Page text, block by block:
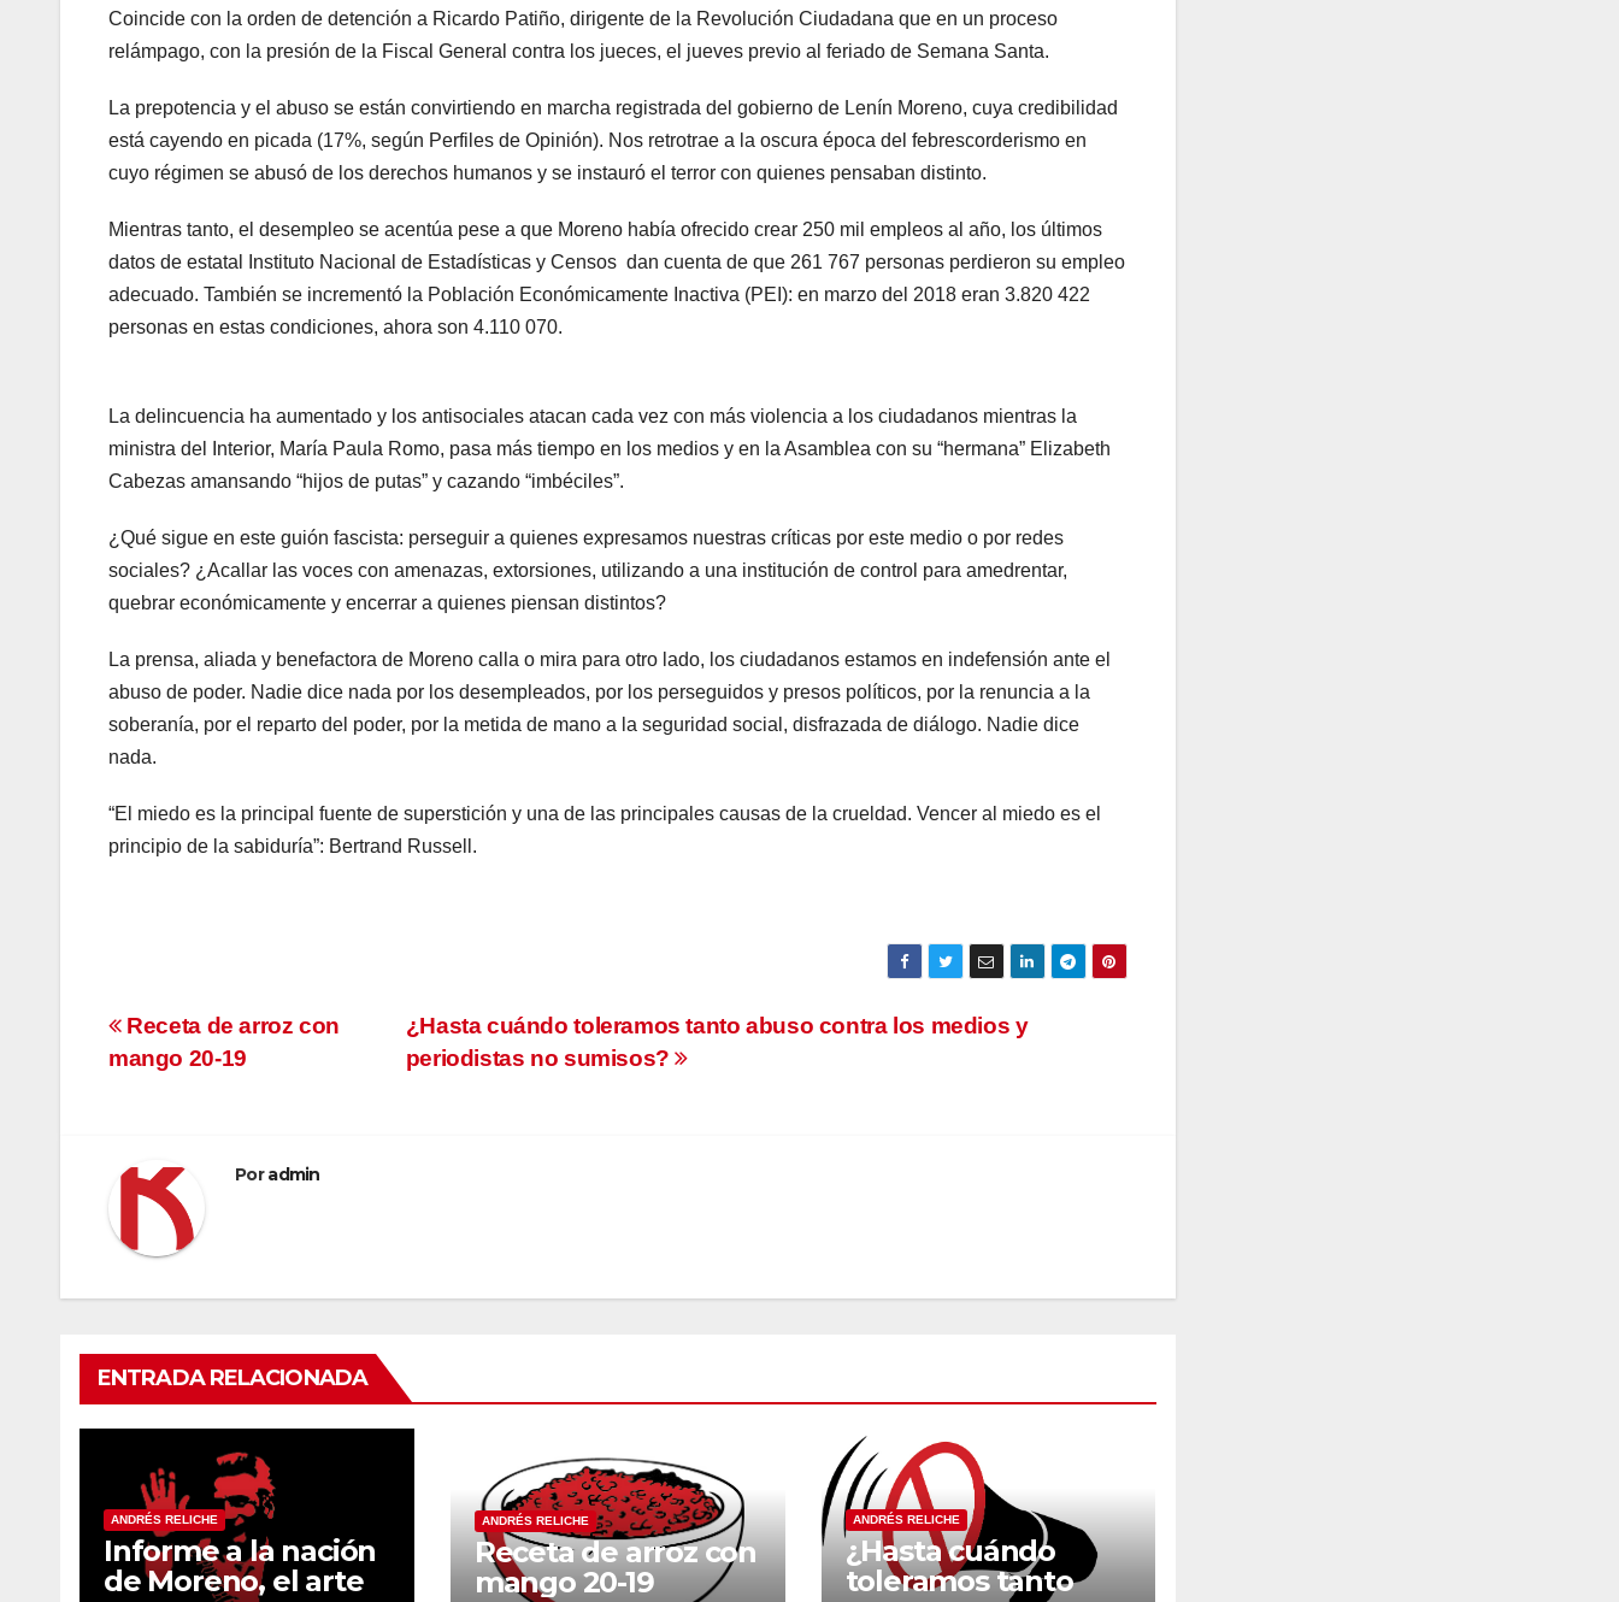
Coincide con la orden de detención a Ricardo Patiño, dirigente de la Revolución Ciudadana que en un proceso
relámpago, con la presión de la Fiscal General contra los jueces, el jueves previo al feriado de Semana Santa.
La prepotencia y el abuso se están convirtiendo en marcha registrada del gobierno de Lenín Moreno, cuya credibilidad
está cayendo en picada (17%, según Perfiles de Opinión). Nos retrotrae a la oscura época del febrescorderismo en
cuyo régimen se abusó de los derechos humanos y se instauró el terror con quienes pensaban distinto.
Mientras tanto, el desempleo se acentúa pese a que Moreno había ofrecido crear 250 mil empleos al año, los últimos
datos de estatal Instituto Nacional de Estadísticas y Censos dan cuenta de que 261 767 personas perdieron su empleo
adecuado. También se incrementó la Población Económicamente Inactiva (PEI): en marzo del 2018 eran 3.820 422
personas en estas condiciones, ahora son 4.110 070.
La delincuencia ha aumentado y los antisociales atacan cada vez con más violencia a los ciudadanos mientras la
ministra del Interior, María Paula Romo, pasa más tiempo en los medios y en la Asamblea con su “hermana” Elizabeth
Cabezas amansando “hijos de putas” y cazando “imbéciles”.
¿Qué sigue en este guión fascista: perseguir a quienes expresamos nuestras críticas por este medio o por redes
sociales? ¿Acallar las voces con amenazas, extorsiones, utilizando a una institución de control para amedrentar,
quebrar económicamente y encerrar a quienes piensan distintos?
La prensa, aliada y benefactora de Moreno calla o mira para otro lado, los ciudadanos estamos en indefensión ante el
abuso de poder. Nadie dice nada por los desempleados, por los perseguidos y presos políticos, por la renuncia a la
soberanía, por el reparto del poder, por la metida de mano a la seguridad social, disfrazada de diálogo. Nadie dice
nada.
“El miedo es la principal fuente de superstición y una de las principales causas de la crueldad. Vencer al miedo es el
principio de la sabiduría”: Bertrand Russell.
Navegación
de
¿Hasta cuándo toleramos tanto abuso contra los medios y
periodistas no sumisos?
Receta de arroz con
mango 20-19
Poradmin
ENTRADA RELACIONADA
ANDRÉS RELICHE
Informe a la nación
de Moreno, el arte
ANDRÉS RELICHE
Receta de arroz con
mango 20-19
ANDRÉS RELICHE
¿Hasta cuándo
toleramos tanto